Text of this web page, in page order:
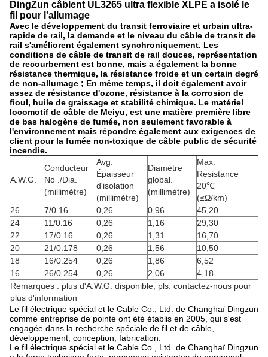
DingZun câblent UL3265 ultra flexible XLPE a isolé le
fil pour l'allumage
Avec le développement du transit ferroviaire et urbain ultra-
rapide de rail, la demande et le niveau du câble de transit de
rail s'améliorent également synchroniquement. Les
conditions de câble de transit de rail douces, représentation
de recourbement est bonne, mais a également la bonne
résistance thermique, la résistance froide et un certain degré
de non-allumage ; En même temps, il doit également avoir
assez de résistance d'ozone, résistance à la corrosion de
fioul, huile de graissage et stabilité chimique. Le matériel
locomotif de câble de Meiyu, est une matière première libre
de bas halogène de fumée, non seulement favorable à
l'environnement mais répondre également aux exigences de
client pour la fumée non-toxique de câble public de sécurité
incendie.
A.W.G.
Conducteur
No ./Dia.
(millimètre)
Avg.
Épaisseur
d'isolation
(millimètre)
Diamètre
global.
(millimètre)
Max.
Resistance
20℃
(≤Ω/km)
26
7/0.16 0,26 0,96
45,20
24
11/0.16 0,26 1,16
29,30
22
17/0.16 0,26 1,31
16,70
20
21/0.178 0,26 1,56
10,50
18
16/0.254 0,26 1,86
6,52
16
26/0.254 0,26 2,06
4,18
Remarques : plus d'A.W.G. disponible, pls. contactez-nous pour
plus d'information
Le fil électrique spécial et le Cable Co., Ltd. de Changhaï Dingzun
comme entreprise de pointe ont été établis en 2005, qui s'est
engagée dans la recherche spéciale de fil et de câble,
développement, conception, fabrication.
Le fil électrique spécial et le Cable Co., Ltd. de Changhaï Dingzun